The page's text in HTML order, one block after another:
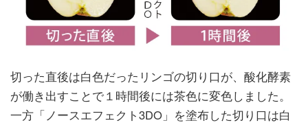
切った直後は白色だったリンゴの切り口が、酸化酵素
が働き出すことで１時間後には茶色に変色しました。
一方「ノースエフェクト3DO」を塗布した切り口は白